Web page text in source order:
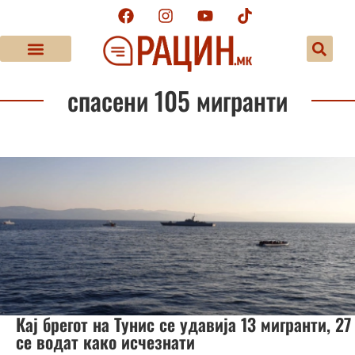
спасени 105 мигранти
Кај брегот на Тунис се удавија 13 мигранти, 27
се водат како исчезнати